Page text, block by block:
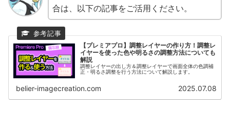
合は、以下の記事をご活用ください。
【プレミアプロ】調整レイヤーの作り方！調整レ
イヤーを使った色や明るさの調整方法についても
解説
調整レイヤーの出し方＆調整レイヤーで画面全体の色調補
正・明るさ調整を行う方法について解説します。
belier-imagecreation.com 2025.07.08